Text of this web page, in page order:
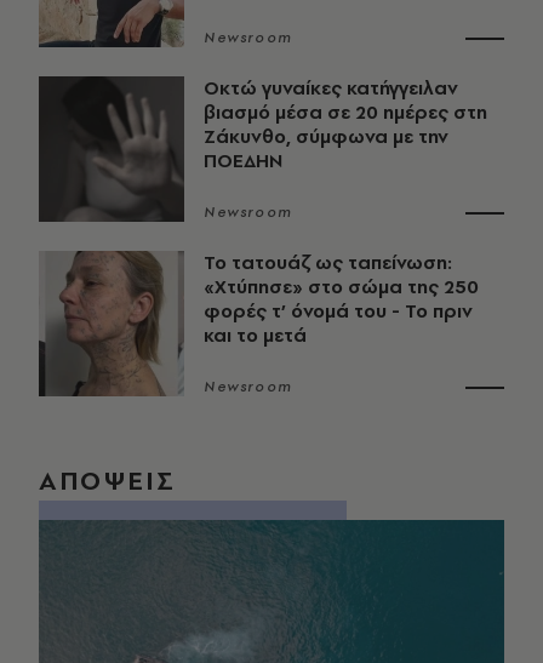
Newsroom
Οκτώ γυναίκες κατήγγειλαν
βιασμό μέσα σε 20 ημέρες στη
Ζάκυνθο, σύμφωνα με την
ΠΟΕΔΗΝ
Newsroom
Το τατουάζ ως ταπείνωση:
«Χτύπησε» στο σώμα της 250
φορές τ’ όνομά του - Το πριν
και το μετά
Newsroom
ΑΠΟΨΕΙΣ